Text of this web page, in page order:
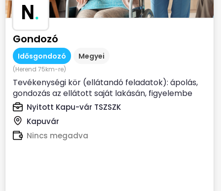
N.
Gondozó
Idősgondozó Megyei
(Herend 75km-re)
Tevékenységi kör (ellátandó feladatok): ápolás,
gondozás az ellátott saját lakásán, figyelembe
véve...Nyitott Kapu-vár TSZSZK
Kapuvár
Nincs megadva